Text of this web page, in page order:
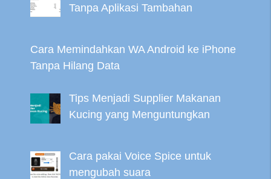
Tanpa Aplikasi Tambahan
Cara Memindahkan WA Android ke iPhone
Tanpa Hilang Data
Tips Menjadi Supplier Makanan
Kucing yang Menguntungkan
Cara pakai Voice Spice untuk
mengubah suara